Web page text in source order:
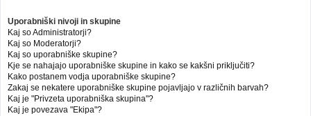
Uporabniški nivoji in skupine
Kaj so Administratorji?
Kaj so Moderatorji?
Kaj so uporabniške skupine?
Kje se nahajajo uporabniške skupine in kako se kakšni priključiti?
Kako postanem vodja uporabniške skupine?
Zakaj se nekatere uporabniške skupine pojavljajo v različnih barvah?
Kaj je "Privzeta uporabniška skupina"?
Kaj je povezava "Ekipa"?